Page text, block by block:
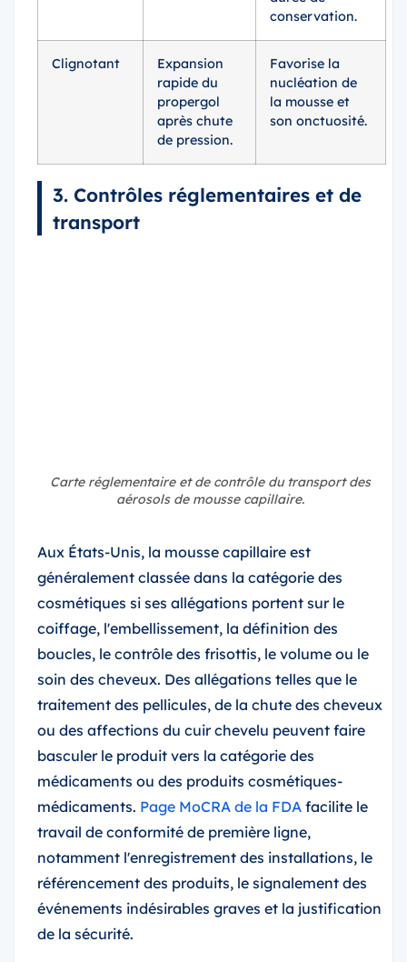
conservation.
Clignotant
Expansion
rapide du
propergol
après chute
de pression.
Favorise la
nucléation de
la mousse et
son onctuosité.
3. Contrôles réglementaires et de
transport
Carte réglementaire et de contrôle du transport des
aérosols de mousse capillaire.
Aux États-Unis, la mousse capillaire est
généralement classée dans la catégorie des
cosmétiques si ses allégations portent sur le
coiffage, l'embellissement, la définition des
boucles, le contrôle des frisottis, le volume ou le
soin des cheveux. Des allégations telles que le
traitement des pellicules, de la chute des cheveux
ou des affections du cuir chevelu peuvent faire
basculer le produit vers la catégorie des
médicaments ou des produits cosmétiques-
médicaments. Page MoCRA de la FDA facilite le
travail de conformité de première ligne,
notamment l'enregistrement des installations, le
référencement des produits, le signalement des
événements indésirables graves et la justification
de la sécurité.